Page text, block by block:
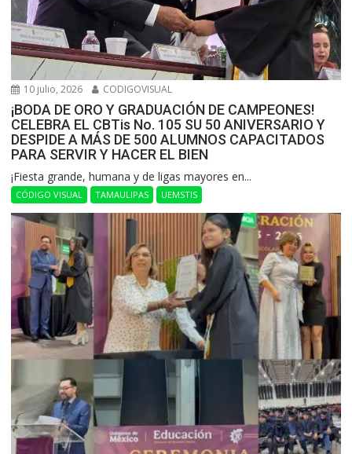
10 julio, 2026 CODIGOVISUAL
¡BODA DE ORO Y GRADUACIÓN DE CAMPEONES!
CELEBRA EL CBTis No. 105 SU 50 ANIVERSARIO Y
DESPIDE A MÁS DE 500 ALUMNOS CAPACITADOS
PARA SERVIR Y HACER EL BIEN
​¡Fiesta grande, humana y de ligas mayores en...
CÓDIGO VISUAL TAMAULIPAS UEMSTIS